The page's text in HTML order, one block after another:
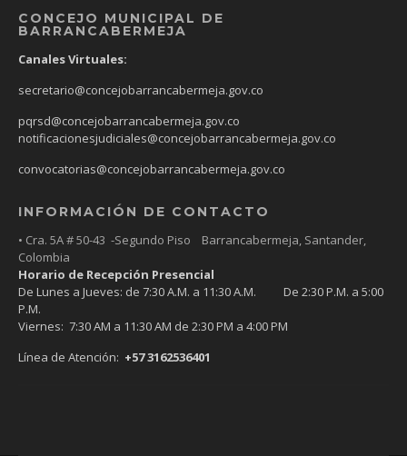
CONCEJO MUNICIPAL DE
BARRANCABERMEJA
Canales Virtuales:
secretario@concejobarrancabermeja.gov.co
pqrsd@concejobarrancabermeja.gov.co
notificacionesjudiciales@concejobarrancabermeja.gov.co
convocatorias@concejobarrancabermeja.gov.co
INFORMACIÓN DE CONTACTO
• Cra. 5A # 50-43 -Segundo Piso Barrancabermeja, Santander,
Colombia
Horario de Recepción Presencial
De Lunes a Jueves: de 7:30 A.M. a 11:30 A.M. De 2:30 P.M. a 5:00
P.M.
Viernes: 7:30 AM a 11:30 AM de 2:30 PM a 4:00 PM
Línea de Atención: +57 3162536401